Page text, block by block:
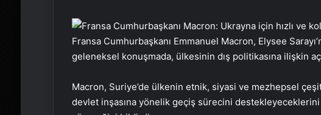
Fransa Cumhurbaşkanı Emmanuel Macron, Elysee
geleneksel konuşmada, ülkesinin dış politikasına ilişkin
Macron, Suriye’de ülkenin etnik, siyasi ve mezhepsel
devlet inşasına yönelik geçiş sürecini